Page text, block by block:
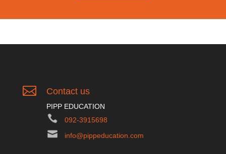
 Contact us
PIPP EDUCATION
092-3915698
info@pippeducation.com